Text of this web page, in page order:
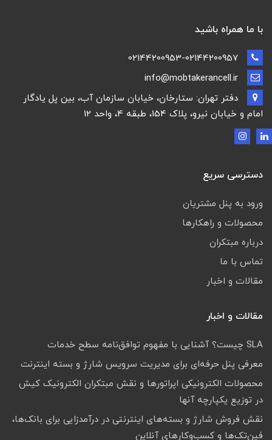
با ما همراه باشید
دفتر تهران: ستارخان، خیابان سازمان آب، بین پل یادگار
امام و خیابان نیرو، پلاک 154، طبقه 4، واحد 12
دسترسی سریع
ورود به پنل مشتریان
محصولات و راهکارها
درباره مبتکران
تماس با ما
مقالات و اخبار
مقالات و اخبار
SLA چیست؟ آشنایی با مفهوم توافق‌نامه سطح خدمات
معرفی پنل حرفه‌ای برای مدیریت سرویس شارژ و بسته اینترنت
محصولات الکترونیکی اپراتورها و نقش مبتکران الکترونیک کیش
در توزیع یکپارچه آنها
نقش فروش شارژ و بسته‌های اینترنتی در درآمدزایی برای بانک‌ها،
فین‌تک‌ها و کسب‌وکارهای آنلاین